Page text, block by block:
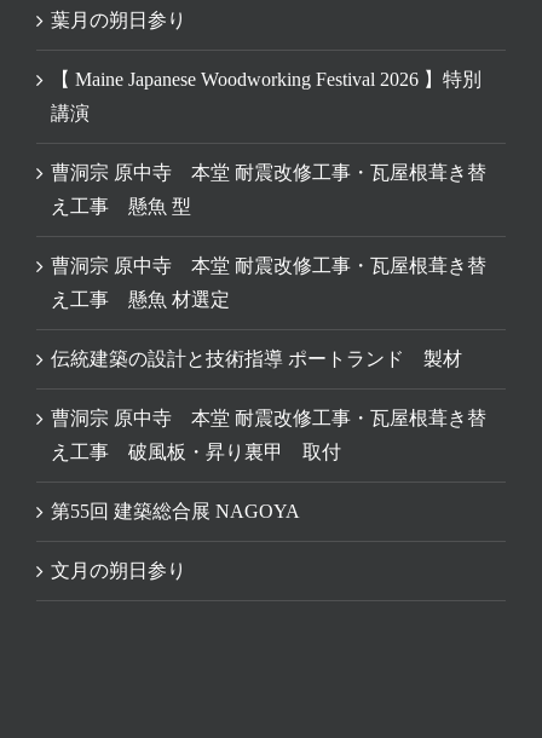
葉月の朔日参り
【 Maine Japanese Woodworking Festival 2026 】特別
講演
曹洞宗 原中寺 本堂 耐震改修工事・瓦屋根葺き替
え工事 懸魚 型
曹洞宗 原中寺 本堂 耐震改修工事・瓦屋根葺き替
え工事 懸魚 材選定
伝統建築の設計と技術指導 ポートランド 製材
曹洞宗 原中寺 本堂 耐震改修工事・瓦屋根葺き替
え工事 破風板・昇り裏甲 取付
第55回 建築総合展 NAGOYA
文月の朔日参り